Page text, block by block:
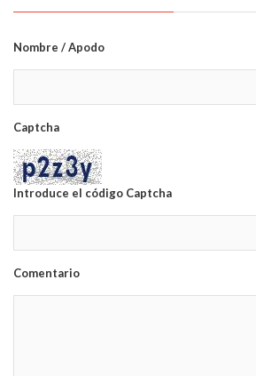
Nombre / Apodo
Captcha
Introduce el código Captcha
Comentario